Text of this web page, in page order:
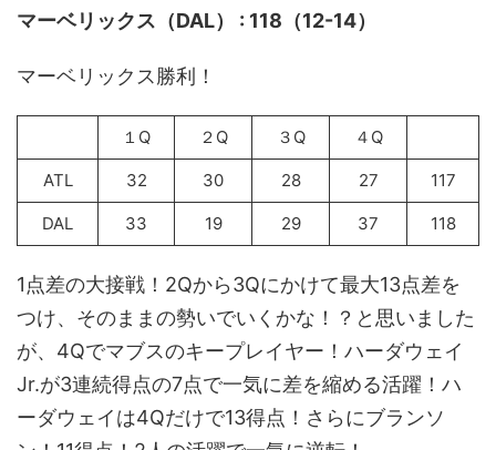
マーベリックス（DAL） : 118（12-14）
マーベリックス勝利！
１Q ２Q ３Q ４Q
ATL 32 30 28 27 117
DAL 33 19 29 37 118
1点差の大接戦！2Qから3Qにかけて最大13点差を
つけ、そのままの勢いでいくかな！？と思いました
が、4Qでマブスのキープレイヤー！ハーダウェイ
Jr.が3連続得点の7点で一気に差を縮める活躍！ハ
ーダウェイは4Qだけで13得点！さらにブランソ